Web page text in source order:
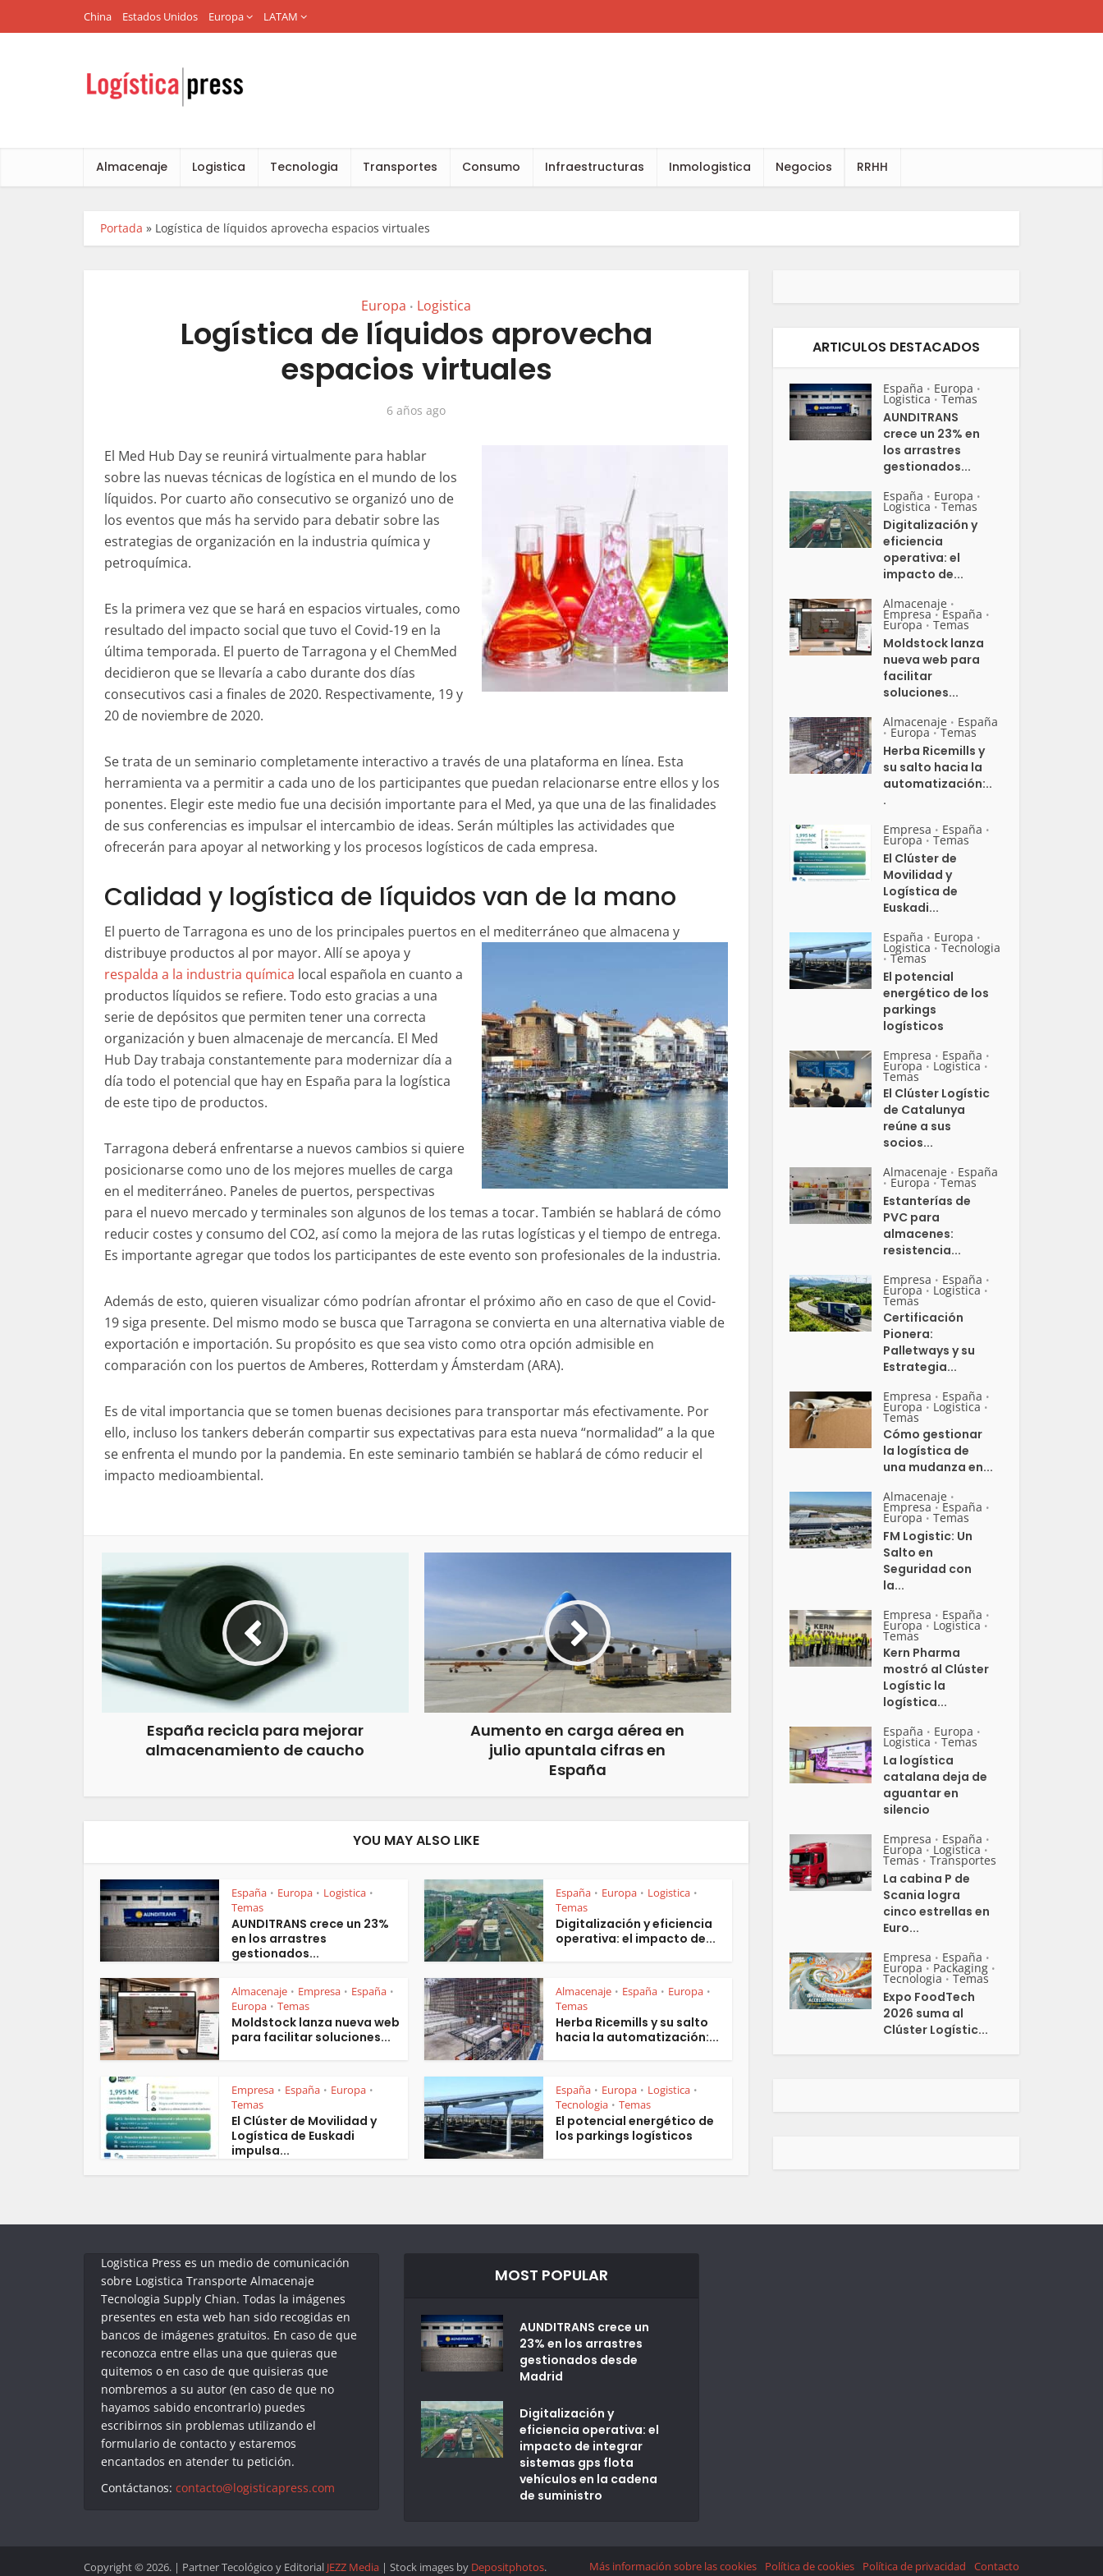
China Estados Unidos Europa LATAM
Almacenaje Logistica Tecnologia Transportes Consumo Infraestructuras Inmologistica Negocios RRHH
Portada » Logística de líquidos aprovecha espacios virtuales
Europa • Logistica
Logística de líquidos aprovecha
espacios virtuales
6 años ago
El Med Hub Day se reunirá virtualmente para hablar
sobre las nuevas técnicas de logística en el mundo de los
líquidos. Por cuarto año consecutivo se organizó uno de
los eventos que más ha servido para debatir sobre las
estrategias de organización en la industria química y
petroquímica.
Es la primera vez que se hará en espacios virtuales, como
resultado del impacto social que tuvo el Covid-19 en la
última temporada. El puerto de Tarragona y el ChemMed
decidieron que se llevaría a cabo durante dos días
consecutivos casi a finales de 2020. Respectivamente, 19 y
20 de noviembre de 2020.
Se trata de un seminario completamente interactivo a través de una plataforma en línea. Esta
herramienta va a permitir a cada uno de los participantes que puedan relacionarse entre ellos y los
ponentes. Elegir este medio fue una decisión importante para el Med, ya que una de las finalidades
de sus conferencias es impulsar el intercambio de ideas. Serán múltiples las actividades que
ofrecerán para apoyar al networking y los procesos logísticos de cada empresa.
Calidad y logística de líquidos van de la mano
El puerto de Tarragona es uno de los principales puertos en el mediterráneo que almacena y
distribuye productos al por mayor. Allí se apoya y
respalda a la industria química local española en cuanto a
productos líquidos se refiere. Todo esto gracias a una
serie de depósitos que permiten tener una correcta
organización y buen almacenaje de mercancía. El Med
Hub Day trabaja constantemente para modernizar día a
día todo el potencial que hay en España para la logística
de este tipo de productos.
Tarragona deberá enfrentarse a nuevos cambios si quiere
posicionarse como uno de los mejores muelles de carga
en el mediterráneo. Paneles de puertos, perspectivas
para el nuevo mercado y terminales son algunos de los temas a tocar. También se hablará de cómo
reducir costes y consumo del CO2, así como la mejora de las rutas logísticas y el tiempo de entrega.
Es importante agregar que todos los participantes de este evento son profesionales de la industria.
Además de esto, quieren visualizar cómo podrían afrontar el próximo año en caso de que el Covid-
19 siga presente. Del mismo modo se busca que Tarragona se convierta en una alternativa viable de
exportación e importación. Su propósito es que sea visto como otra opción admisible en
comparación con los puertos de Amberes, Rotterdam y Ámsterdam (ARA).
Es de vital importancia que se tomen buenas decisiones para transportar más efectivamente. Por
ello, incluso los tankers deberán compartir sus expectativas para esta nueva “normalidad” a la que
se enfrenta el mundo por la pandemia. En este seminario también se hablará de cómo reducir el
impacto medioambiental.
España recicla para mejorar
almacenamiento de caucho
Aumento en carga aérea en
julio apuntala cifras en
España
YOU MAY ALSO LIKE
España • Europa • Logistica •
Temas
AUNDITRANS crece un 23%
en los arrastres
gestionados...
España • Europa • Logistica •
Temas
Digitalización y eficiencia
operativa: el impacto de...
Almacenaje • Empresa • España •
Europa • Temas
Moldstock lanza nueva web
para facilitar soluciones...
Almacenaje • España • Europa •
Temas
Herba Ricemills y su salto
hacia la automatización:...
Empresa • España • Europa •
Temas
El Clúster de Movilidad y
Logística de Euskadi
impulsa...
España • Europa • Logistica •
Tecnologia • Temas
El potencial energético de
los parkings logísticos
ARTICULOS DESTACADOS
España • Europa •
Logistica • Temas
AUNDITRANS
crece un 23% en
los arrastres
gestionados...
España • Europa •
Logistica • Temas
Digitalización y
eficiencia
operativa: el
impacto de...
Almacenaje •
Empresa • España •
Europa • Temas
Moldstock lanza
nueva web para
facilitar
soluciones...
Almacenaje • España
• Europa • Temas
Herba Ricemills y
su salto hacia la
automatización:..
.
Empresa • España •
Europa • Temas
El Clúster de
Movilidad y
Logística de
Euskadi...
España • Europa •
Logistica • Tecnologia
• Temas
El potencial
energético de los
parkings
logísticos
Empresa • España •
Europa • Logistica •
Temas
El Clúster Logístic
de Catalunya
reúne a sus
socios...
Almacenaje • España
• Europa • Temas
Estanterías de
PVC para
almacenes:
resistencia...
Empresa • España •
Europa • Logistica •
Temas
Certificación
Pionera:
Palletways y su
Estrategia...
Empresa • España •
Europa • Logistica •
Temas
Cómo gestionar
la logística de
una mudanza en...
Almacenaje •
Empresa • España •
Europa • Temas
FM Logistic: Un
Salto en
Seguridad con
la...
Empresa • España •
Europa • Logistica •
Temas
Kern Pharma
mostró al Clúster
Logístic la
logística...
España • Europa •
Logistica • Temas
La logística
catalana deja de
aguantar en
silencio
Empresa • España •
Europa • Logistica •
Temas • Transportes
La cabina P de
Scania logra
cinco estrellas en
Euro...
Empresa • España •
Europa • Packaging •
Tecnologia • Temas
Expo FoodTech
2026 suma al
Clúster Logístic...
Logistica Press es un medio de comunicación
sobre Logistica Transporte Almacenaje
Tecnologia Supply Chian. Todas la imágenes
presentes en esta web han sido recogidas en
bancos de imágenes gratuitos. En caso de que
reconozca entre ellas una que quieras que
quitemos o en caso de que quisieras que
nombremos a su autor (en caso de que no
hayamos sabido encontrarlo) puedes
escribirnos sin problemas utilizando el
formulario de contacto y estaremos
encantados en atender tu petición.
Contáctanos: contacto@logisticapress.com
MOST POPULAR
AUNDITRANS crece un
23% en los arrastres
gestionados desde
Madrid
Digitalización y
eficiencia operativa: el
impacto de integrar
sistemas gps flota
vehículos en la cadena
de suministro
Copyright © 2026. | Partner Tecológico y Editorial JEZZ Media | Stock images by Depositphotos. Más información sobre las cookies Política de cookies Política de privacidad Contacto